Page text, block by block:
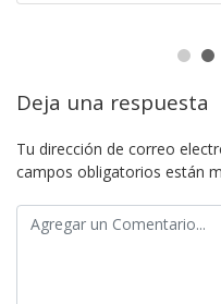
Deja una respuesta
Tu dirección de correo
campos obligatorios están